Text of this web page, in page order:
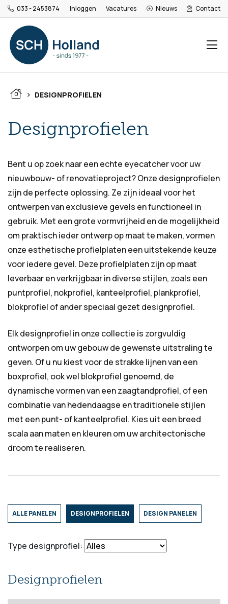
033 - 2453874 Inloggen Vacatures Nieuws Contact
> DESIGNPROFIELEN
Designprofielen
Bent u op zoek naar een echte eyecatcher voor uw
nieuwbouw- of renovatieproject? Onze designprofielen
zijn de perfecte oplossing. Ze zijn ideaal voor het
ontwerpen van exclusieve gevels en functioneel in
gebruik. Met een grote vormvrijheid en de mogelijkheid
om praktisch ieder ontwerp op maat te maken, vormen
onze esthetische profielplaten een uitstekende keuze
voor iedere gevel. Deze profielplaten zijn op maat
leverbaar en verkrijgbaar in diverse stijlen, zoals een
puntprofiel, nokprofiel, kanteelprofiel, plankprofiel,
blokprofiel of ander speciaal gezet designprofiel.
Elk designprofiel in onze collectie is zorgvuldig
ontworpen om uw gebouw de gewenste uitstraling te
geven. Of u nu kiest voor de strakke lijnen van een
boxprofiel, ook wel blokprofiel genoemd, de
dynamische vormen van een zaagtandprofiel, of een
combinatie van hedendaagse en traditionele stijlen
met een punt- of kanteelprofiel. Kies uit een breed
scala aan maten en kleuren om uw architectonische
droom te realiseren.
ALLE PANELEN DESIGNPROFIELEN DESIGN PANELEN
Type designprofiel:
Designprofielen